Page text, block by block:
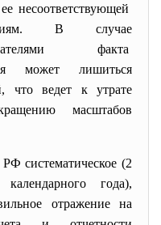
несоответствующей
В случае
факта
может лишиться
что ведет к утрате
масштабов
систематическое (2
года),
отражение на